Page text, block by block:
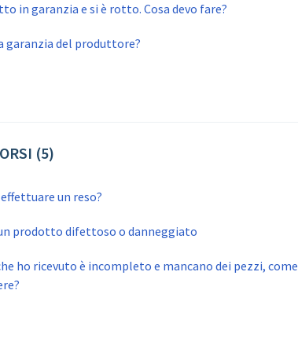
in garanzia e si è rotto. Cosa devo fare?
garanzia del produttore?
(5)
un reso?
prodotto difettoso o danneggiato
ho ricevuto è incompleto e mancano dei pezzi, come